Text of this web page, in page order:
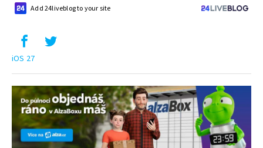
Add 24liveblog to your site
iOS 27